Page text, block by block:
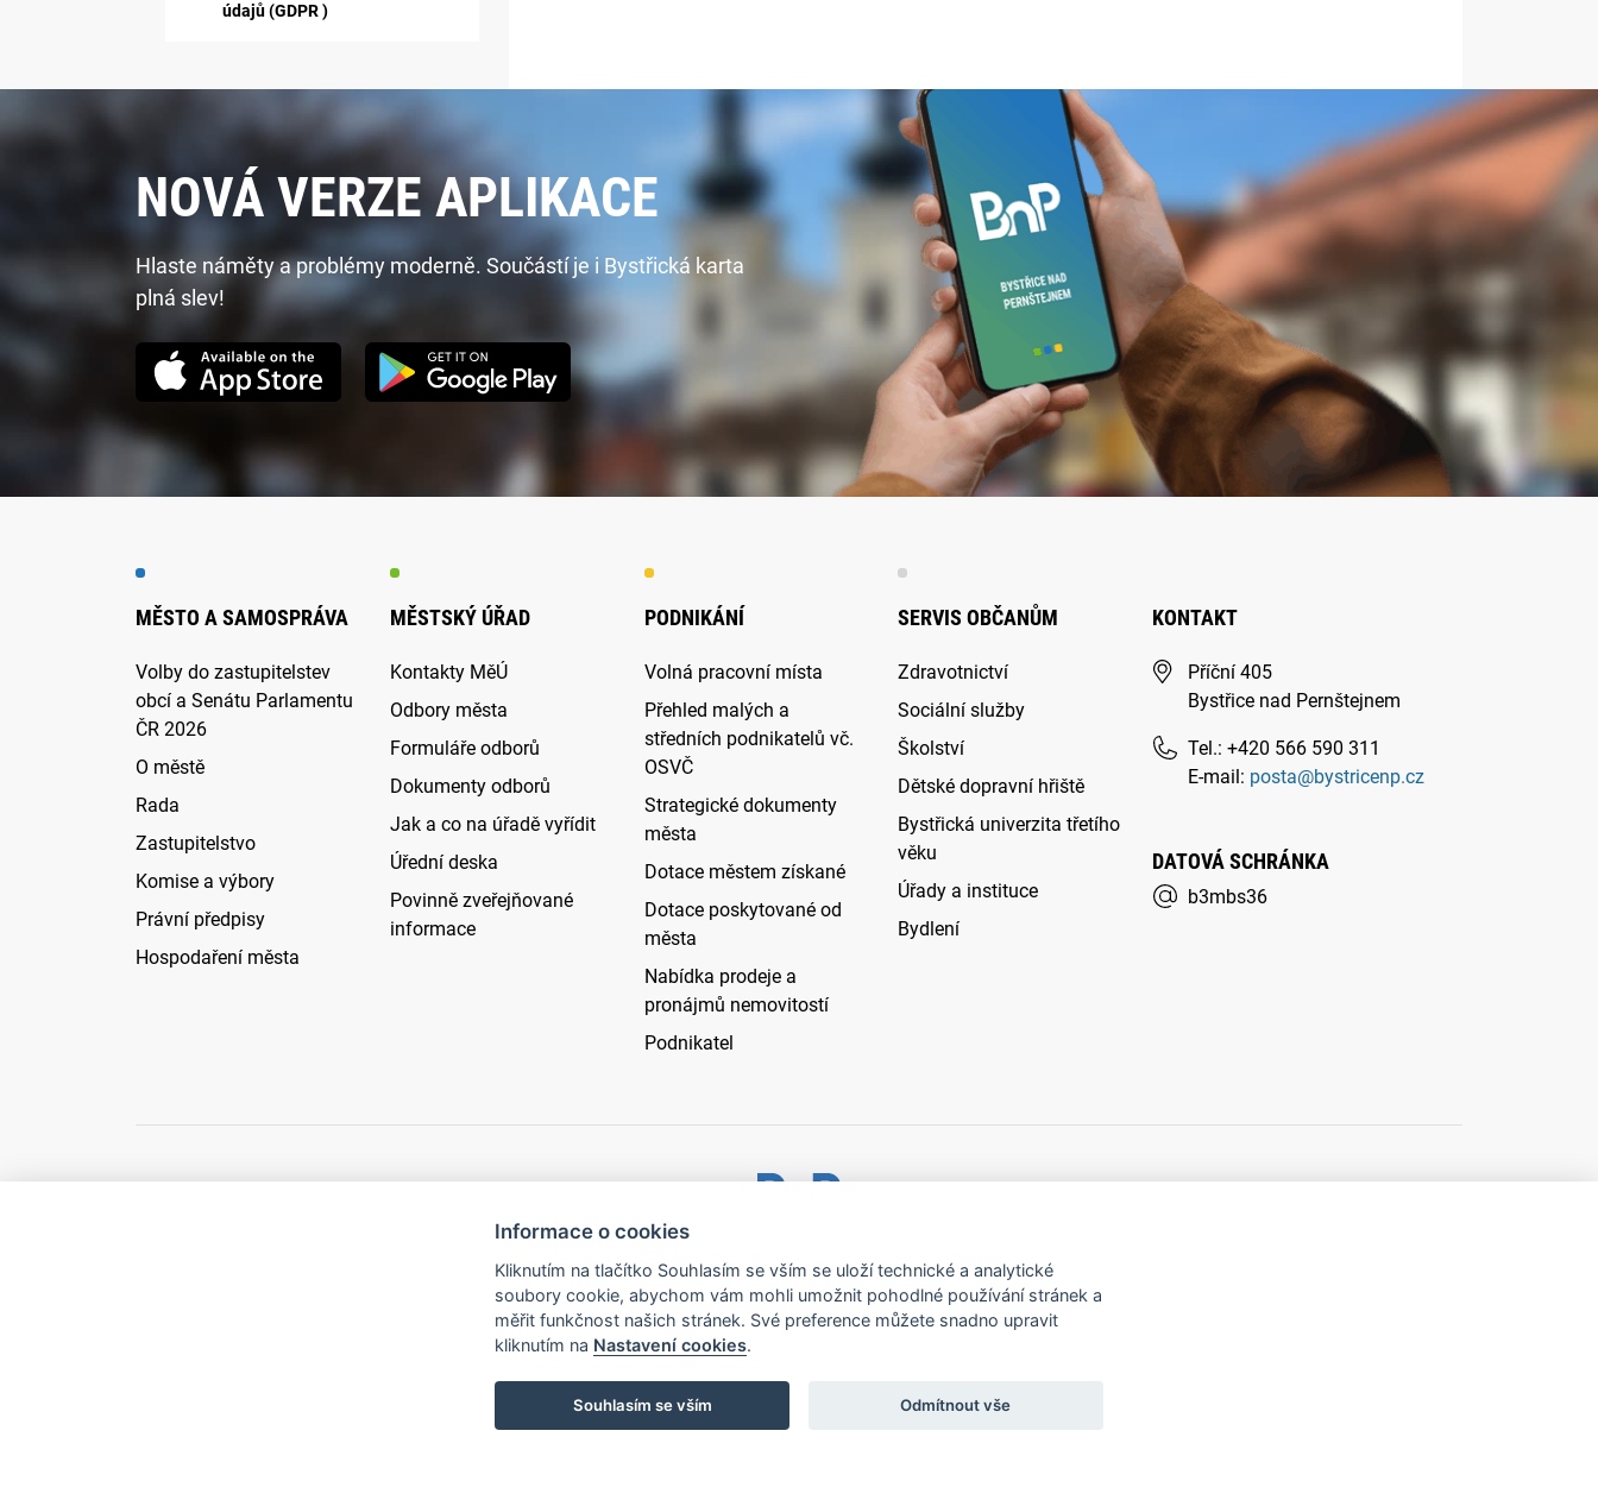
Informace o cookies
Kliknutím na tlačítko Souhlasím se vším se uloží technické a analytické
soubory cookie, abychom vám mohli umožnit pohodlné používání stránek a
měřit funkčnost našich stránek. Své preference můžete snadno upravit
kliknutím na Nastavení cookies.
Souhlasím se vším Odmítnout vše
údajů (GDPR )
NOVÁ VERZE APLIKACE
Hlaste náměty a problémy moderně. Součástí je i Bystřická karta
plná slev!
MĚSTO A SAMOSPRÁVA
Volby do zastupitelstev
obcí a Senátu Parlamentu
ČR 2026
O městě
Rada
Zastupitelstvo
Komise a výbory
Právní předpisy
Hospodaření města
MĚSTSKÝ ÚŘAD
Kontakty MěÚ
Odbory města
Formuláře odborů
Dokumenty odborů
Jak a co na úřadě vyřídit
Úřední deska
Povinně zveřejňované
informace
PODNIKÁNÍ
Volná pracovní místa
Přehled malých a
středních podnikatelů vč.
OSVČ
Strategické dokumenty
města
Dotace městem získané
Dotace poskytované od
města
Nabídka prodeje a
pronájmů nemovitostí
Podnikatel
SERVIS OBČANŮM
Zdravotnictví
Sociální služby
Školství
Dětské dopravní hřiště
Bystřická univerzita třetího
věku
Úřady a instituce
Bydlení
KONTAKT
Příční 405
Bystřice nad Pernštejnem
Tel.: +420 566 590 311
E-mail: posta@bystricenp.cz
DATOVÁ SCHRÁNKA
b3mbs36